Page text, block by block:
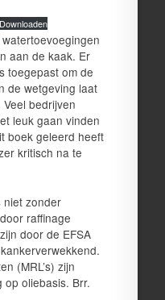
Downloaden
aan de kaak. Er
toegepast om de
de wetgeving laat
bedrijven
leuk gaan vinden
boek geleerd heeft
kritisch na te
niet zonder
raffinage
door de EFSA
(MRL’s) zijn
oliebasis. Brr.